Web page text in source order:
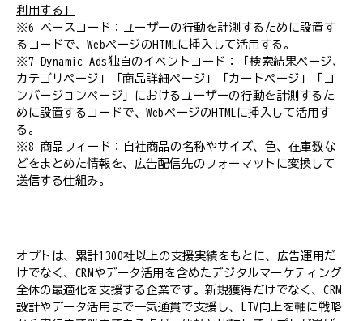
利用する」
※6 ベースコード：ユーザーの行動を計測するために設置す
るコードで、WebページのHTMLに挿入して活用する。
※7 Dynamic Ads独自のイベントコード：「検索結果ページ、
カテゴリページ」「商品詳細ページ」「カートページ」「コ
ンバージョンページ」におけるユーザーの行動を計測するた
めに設置するコードで、WebページのHTMLに挿入して活用す
る。
※8 商品フィード：自社商品の名称やサイズ、色、在庫数な
どをまとめた情報を、広告配信先のフォーマットに変換して
送信する仕組み。
オプトは、累計1300社以上の支援実績をもとに、広告運用だ
けでなく、CRMやデータ活用を含めたデジタルマーケティング
全体の最適化を支援する企業です。新規獲得だけでなく、CRM
設計やデータ活用まで一気通貫で支援し、LTV向上を軸に戦略